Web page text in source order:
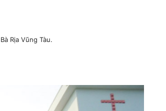
Rịa Vũng Tàu.